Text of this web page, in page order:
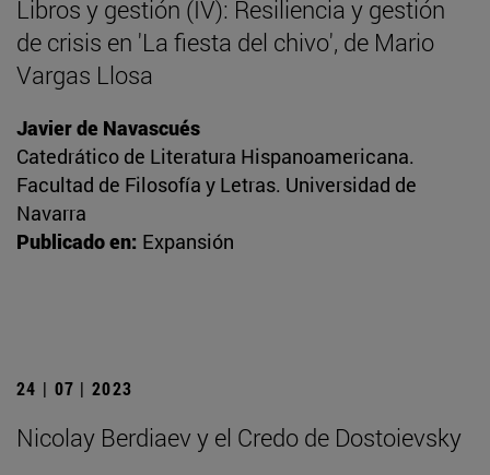
Libros y gestión (IV): Resiliencia y gestión
de crisis en 'La fiesta del chivo', de Mario
Vargas Llosa
Javier de Navascués
Catedrático de Literatura Hispanoamericana.
Facultad de Filosofía y Letras. Universidad de
Navarra
Publicado en: Expansión
24 | 07 | 2023
Nicolay Berdiaev y el Credo de Dostoievsky